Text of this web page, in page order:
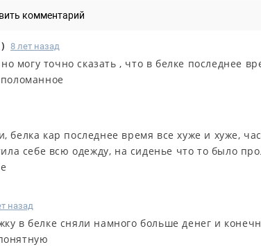
комментарий
) 8 лет назад
могу точно сказать , что в белке последнее
белка кар последнее время все хуже и хуже,
себе всю одежду, на сиденье что то было
назад
в белке сняли намного больше денег и